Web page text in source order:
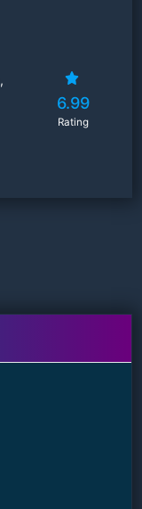
,
6.99
Rating